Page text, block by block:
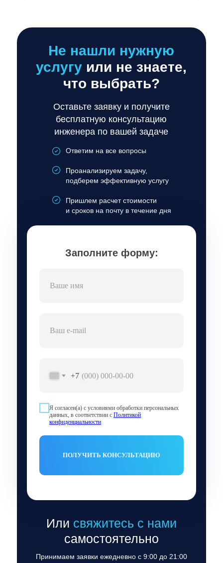
Не нашли нужную
услугу или не знаете,
что выбрать?
Оставьте заявку и получите
бесплатную консультацию
инженера по вашей задаче
Ответим на все вопросы
Проанализируем задачу,
подберем эффективную услугу
Пришлем расчет стоимости
и сроков на почту в течение дня
Принимаем заявки ежедневно с 9:00 до 21:00
Или свяжитесь с нами
самостоятельно
Заполните форму:
+7
Я согласен(а) с условиями обработки персональных
данных, в соответствии с Политикой
конфиденциальности
ПОЛУЧИТЬ КОНСУЛЬТАЦИЮ